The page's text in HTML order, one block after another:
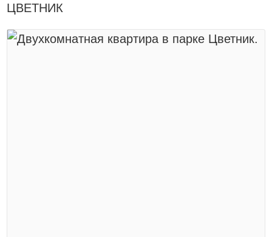
ЦВЕТНИК